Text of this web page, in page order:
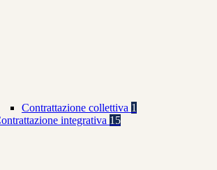
Contrattazione collettiva 1
integrativa 15